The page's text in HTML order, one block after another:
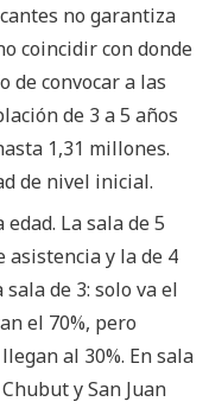
no garantiza
coincidir con donde
de convocar a las
de 3 a 5 años
1,31 millones.
de nivel inicial.
La sala de 5
asistencia y la de 4
de 3: solo va el
el 70%, pero
al 30%. En sala
y San Juan